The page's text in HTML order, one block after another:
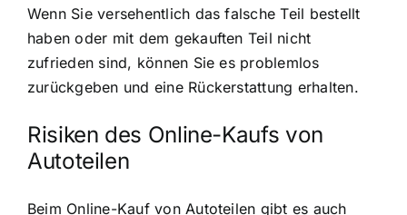
Wenn Sie versehentlich das falsche Teil bestellt
haben oder mit dem gekauften Teil nicht
zufrieden sind, können Sie es problemlos
zurückgeben und eine Rückerstattung erhalten.
Risiken des Online-Kaufs von
Autoteilen
Beim Online-Kauf von Autoteilen gibt es auch